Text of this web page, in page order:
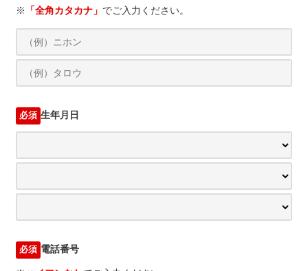
※ 「全角カタカナ」 でご入力ください。
必須 生年月日
必須 電話番号